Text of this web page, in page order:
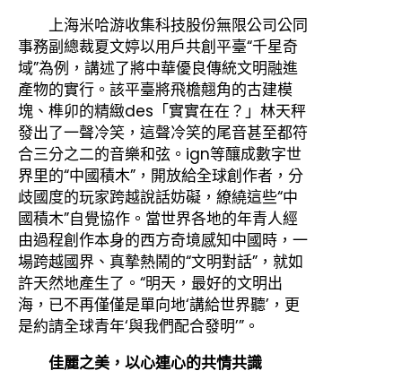
上海米哈游收集科技股份無限公司公同
事務副總裁夏文婷以用戶共創平臺“千星奇
域”為例，講述了將中華優良傳統文明融進
產物的實行。該平臺將飛檐翹角的古建模
塊、榫卯的精緻des「實實在在？」林天秤
發出了一聲冷笑，這聲冷笑的尾音甚至都符
合三分之二的音樂和弦。ign等釀成數字世
界里的“中國積木”，開放給全球創作者，分
歧國度的玩家跨越說話妨礙，繚繞這些“中
國積木”自覺協作。當世界各地的年青人經
由過程創作本身的西方奇境感知中國時，一
場跨越國界、真摯熱鬧的“文明對話”，就如
許天然地產生了。“明天，最好的文明出
海，已不再僅僅是單向地‘講給世界聽’，更
是約請全球青年‘與我們配合發明’”。
佳麗之美，以心連心的共情共識